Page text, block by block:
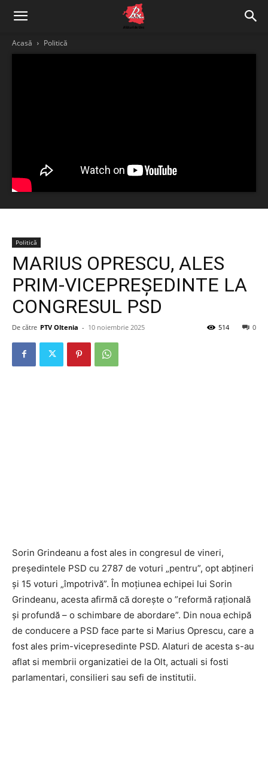
Acasă Politică
Politică
MARIUS OPRESCU, ALES
PRIM-VICEPREȘEDINTE LA
CONGRESUL PSD
De către PTV Oltenia - 10 noiembrie 2025 0
514
Sorin Grindeanu a fost ales in congresul de vineri,
președintele PSD cu 2787 de voturi „pentru”, opt abțineri
și 15 voturi „împotrivă”. În moţiunea echipei lui Sorin
Grindeanu, acesta afirmă că dorește o ”reformă raţională
şi profundă – o schimbare de abordare”. Din noua echipă
de conducere a PSD face parte si Marius Oprescu, care a
fost ales prim-vicepresedinte PSD. Alaturi de acesta s-au
aflat si membrii organizatiei de la Olt, actuali si fosti
parlamentari, consilieri sau sefi de institutii.